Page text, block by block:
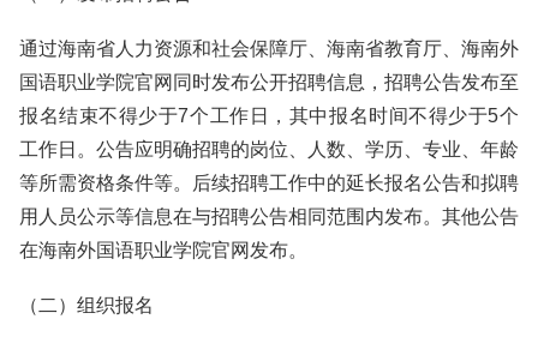
通过海南省人力资源和社会保障厅、海南省教育厅、海南外
国语职业学院官网同时发布公开招聘信息，招聘公告发布至
报名结束不得少于7个工作日，其中报名时间不得少于5个
工作日。公告应明确招聘的岗位、人数、学历、专业、年龄
等所需资格条件等。后续招聘工作中的延长报名公告和拟聘
用人员公示等信息在与招聘公告相同范围内发布。其他公告
在海南外国语职业学院官网发布。
（二）组织报名